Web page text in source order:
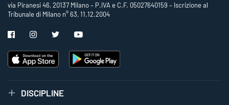
via Piranesi 46, 20137 Milano – P.IVA e C.F. 05027640159 – Iscrizione al
Tribunale di Milano n° 63, 11.12.2004
DISCIPLINE